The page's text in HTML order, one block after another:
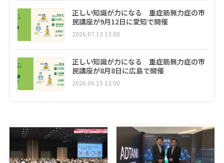
正しい知識が力になる 重症筋無力症の市
民講座が9月12日に愛知で開催
2026.07.13 13:00
正しい知識が力になる 重症筋無力症の市
民講座が8月8日に広島で開催
2026.06.15 13:00